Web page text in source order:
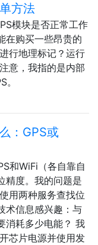
方法
模块是否正常工作
在购买一些昂贵的
行地理标记？运行
意，我指的是内部
：GPS或
和WiFi（各自靠自
精度。我的问题是
用两种服务查找位
术信息感兴趣：与
消耗多少电能？ 我
芯片电源并使用发